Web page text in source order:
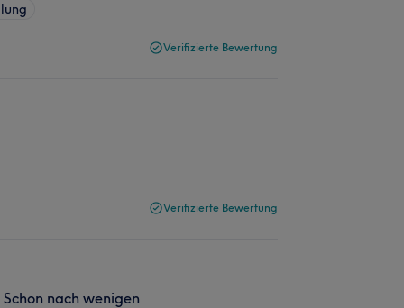
Verifizierte Bewertung
Verifizierte Bewertung
nach wenigen